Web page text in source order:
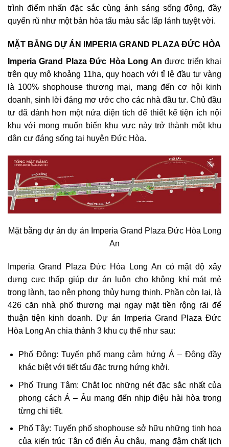
trình điểm nhấn đặc sắc cùng ánh sáng sống động, đầy
quyến rũ như một bản hòa tấu màu sắc lấp lánh tuyệt vời.
MẶT BẰNG DỰ ÁN IMPERIA GRAND PLAZA ĐỨC HÒA
Imperia Grand Plaza Đức Hòa Long An được triển khai
trên quy mô khoảng 11ha, quy hoạch với tỉ lệ đầu tư vàng
là 100% shophouse thương mại, mang đến cơ hội kinh
doanh, sinh lời đáng mơ ước cho các nhà đầu tư. Chủ đầu
tư đã dành hơn một nửa diện tích để thiết kế tiện ích nội
khu với mong muốn biến khu vực này trở thành một khu
dân cư đáng sống tại huyện Đức Hòa.
Mặt bằng dự án dự án Imperia Grand Plaza Đức Hòa Long
An
Imperia Grand Plaza Đức Hòa Long An có mật độ xây
dựng cực thấp giúp dự án luôn cho không khí mát mẻ
trong lành, tạo nên phong thủy hưng thịnh. Phần còn lại, là
426 căn nhà phố thương mại ngay mặt tiền rộng rãi để
thuận tiện kinh doanh. Dự án Imperia Grand Plaza Đức
Hòa Long An chia thành 3 khu cụ thể như sau:
Phố Đông: Tuyến phố mang cảm hứng Á – Đông đầy
khác biệt với tiết tấu đặc trưng hứng khởi.
Phố Trung Tâm: Chắt lọc những nét đặc sắc nhất của
phong cách Á – Âu mang đến nhịp điệu hài hòa trong
từng chi tiết.
Phố Tây: Tuyến phố shophouse sở hữu những tinh hoa
của kiến trúc Tân cổ điển Âu châu, mang đậm chất lịch